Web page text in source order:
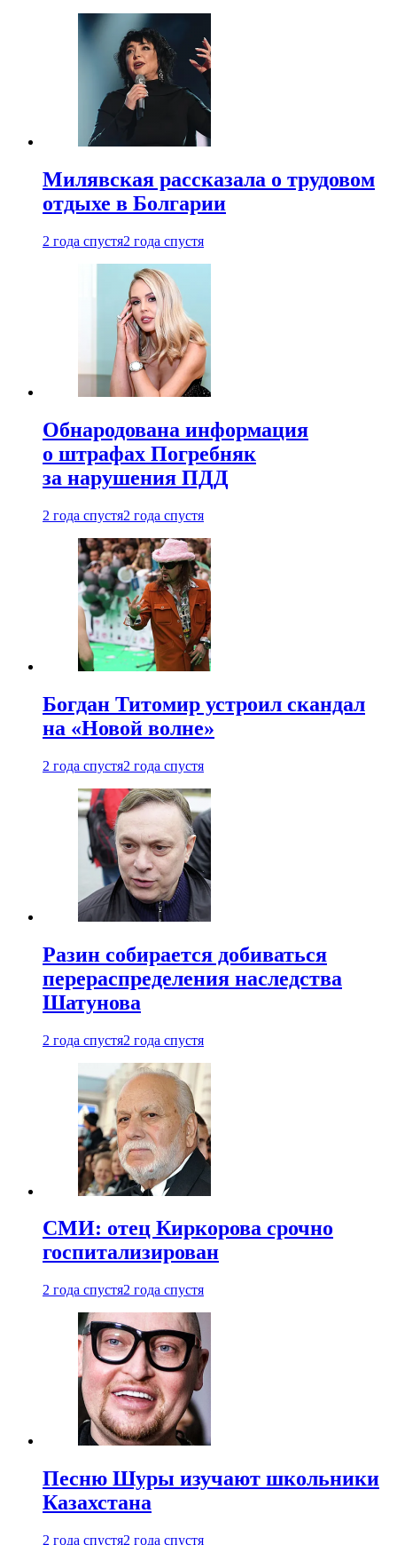
Милявская рассказала о трудовом
отдыхе в Болгарии
2 года спустя2 года спустя
Обнародована информация
о штрафах Погребняк
за нарушения ПДД
2 года спустя2 года спустя
Богдан Титомир устроил скандал
на «Новой волне»
2 года спустя2 года спустя
Разин собирается добиваться
перераспределения наследства
Шатунова
2 года спустя2 года спустя
СМИ: отец Киркорова срочно
госпитализирован
2 года спустя2 года спустя
Песню Шуры изучают школьники
Казахстана
2 года спустя2 года спустя